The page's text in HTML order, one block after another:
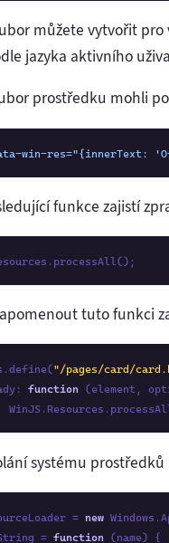
můžete vytvořit
jazyka aktivního
prostředku mohli
win-res="{innerText:
funkce zajistí
tuto funkci
"/pages/card/
function (element,
systému
= new
= function (name) {